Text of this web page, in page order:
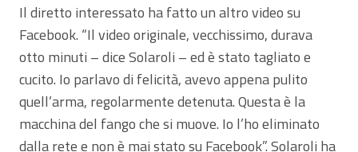
Il diretto interessato ha fatto un altro video su
Facebook. “Il video originale, vecchissimo, durava
otto minuti – dice Solaroli – ed è stato tagliato e
cucito. Io parlavo di felicità, avevo appena pulito
quell’arma, regolarmente detenuta. Questa è la
macchina del fango che si muove. Io l’ho eliminato
dalla rete e non è mai stato su Facebook”. Solaroli ha